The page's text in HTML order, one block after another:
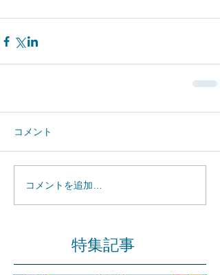
コメント
コメントを追加…
特集記事